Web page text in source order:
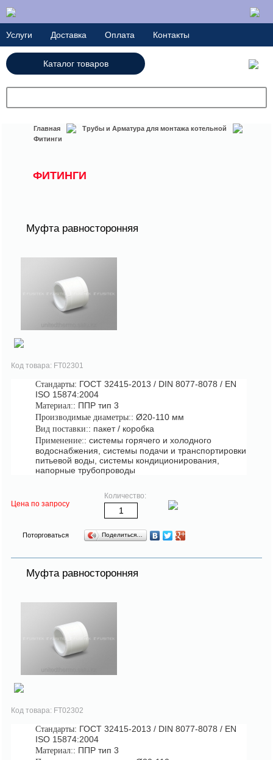
Услуги Доставка Оплата Контакты
Каталог товаров
Главная
Трубы и Арматура для монтажа котельной
Фитинги
ФИТИНГИ
Муфта равносторонняя
Код товара: FT02301
Стандарты: ГОСТ 32415-2013 / DIN 8077-8078 / EN
ISO 15874:2004
Материал:: ППР тип 3
Производимые диаметры:: Ø20-110 мм
Вид поставки:: пакет / коробка
Применение:: системы горячего и холодного
водоснабжения, системы подачи и транспортировки
питьевой воды, системы кондиционирования,
напорные трубопроводы
Цена по запросу
Количество:
Поторговаться Поделиться…
Муфта равносторонняя
Код товара: FT02302
Стандарты: ГОСТ 32415-2013 / DIN 8077-8078 / EN
ISO 15874:2004
Материал:: ППР тип 3